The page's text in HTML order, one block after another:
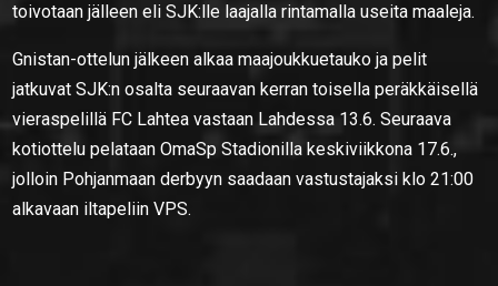
toivotaan jälleen eli SJK:lle laajalla rintamalla useita maaleja.
Gnistan-ottelun jälkeen alkaa maajoukkuetauko ja pelit
jatkuvat SJK:n osalta seuraavan kerran toisella peräkkäisellä
vieraspelillä FC Lahtea vastaan Lahdessa 13.6. Seuraava
kotiottelu pelataan OmaSp Stadionilla keskiviikkona 17.6.,
jolloin Pohjanmaan derbyyn saadaan vastustajaksi klo 21:00
alkavaan iltapeliin VPS.